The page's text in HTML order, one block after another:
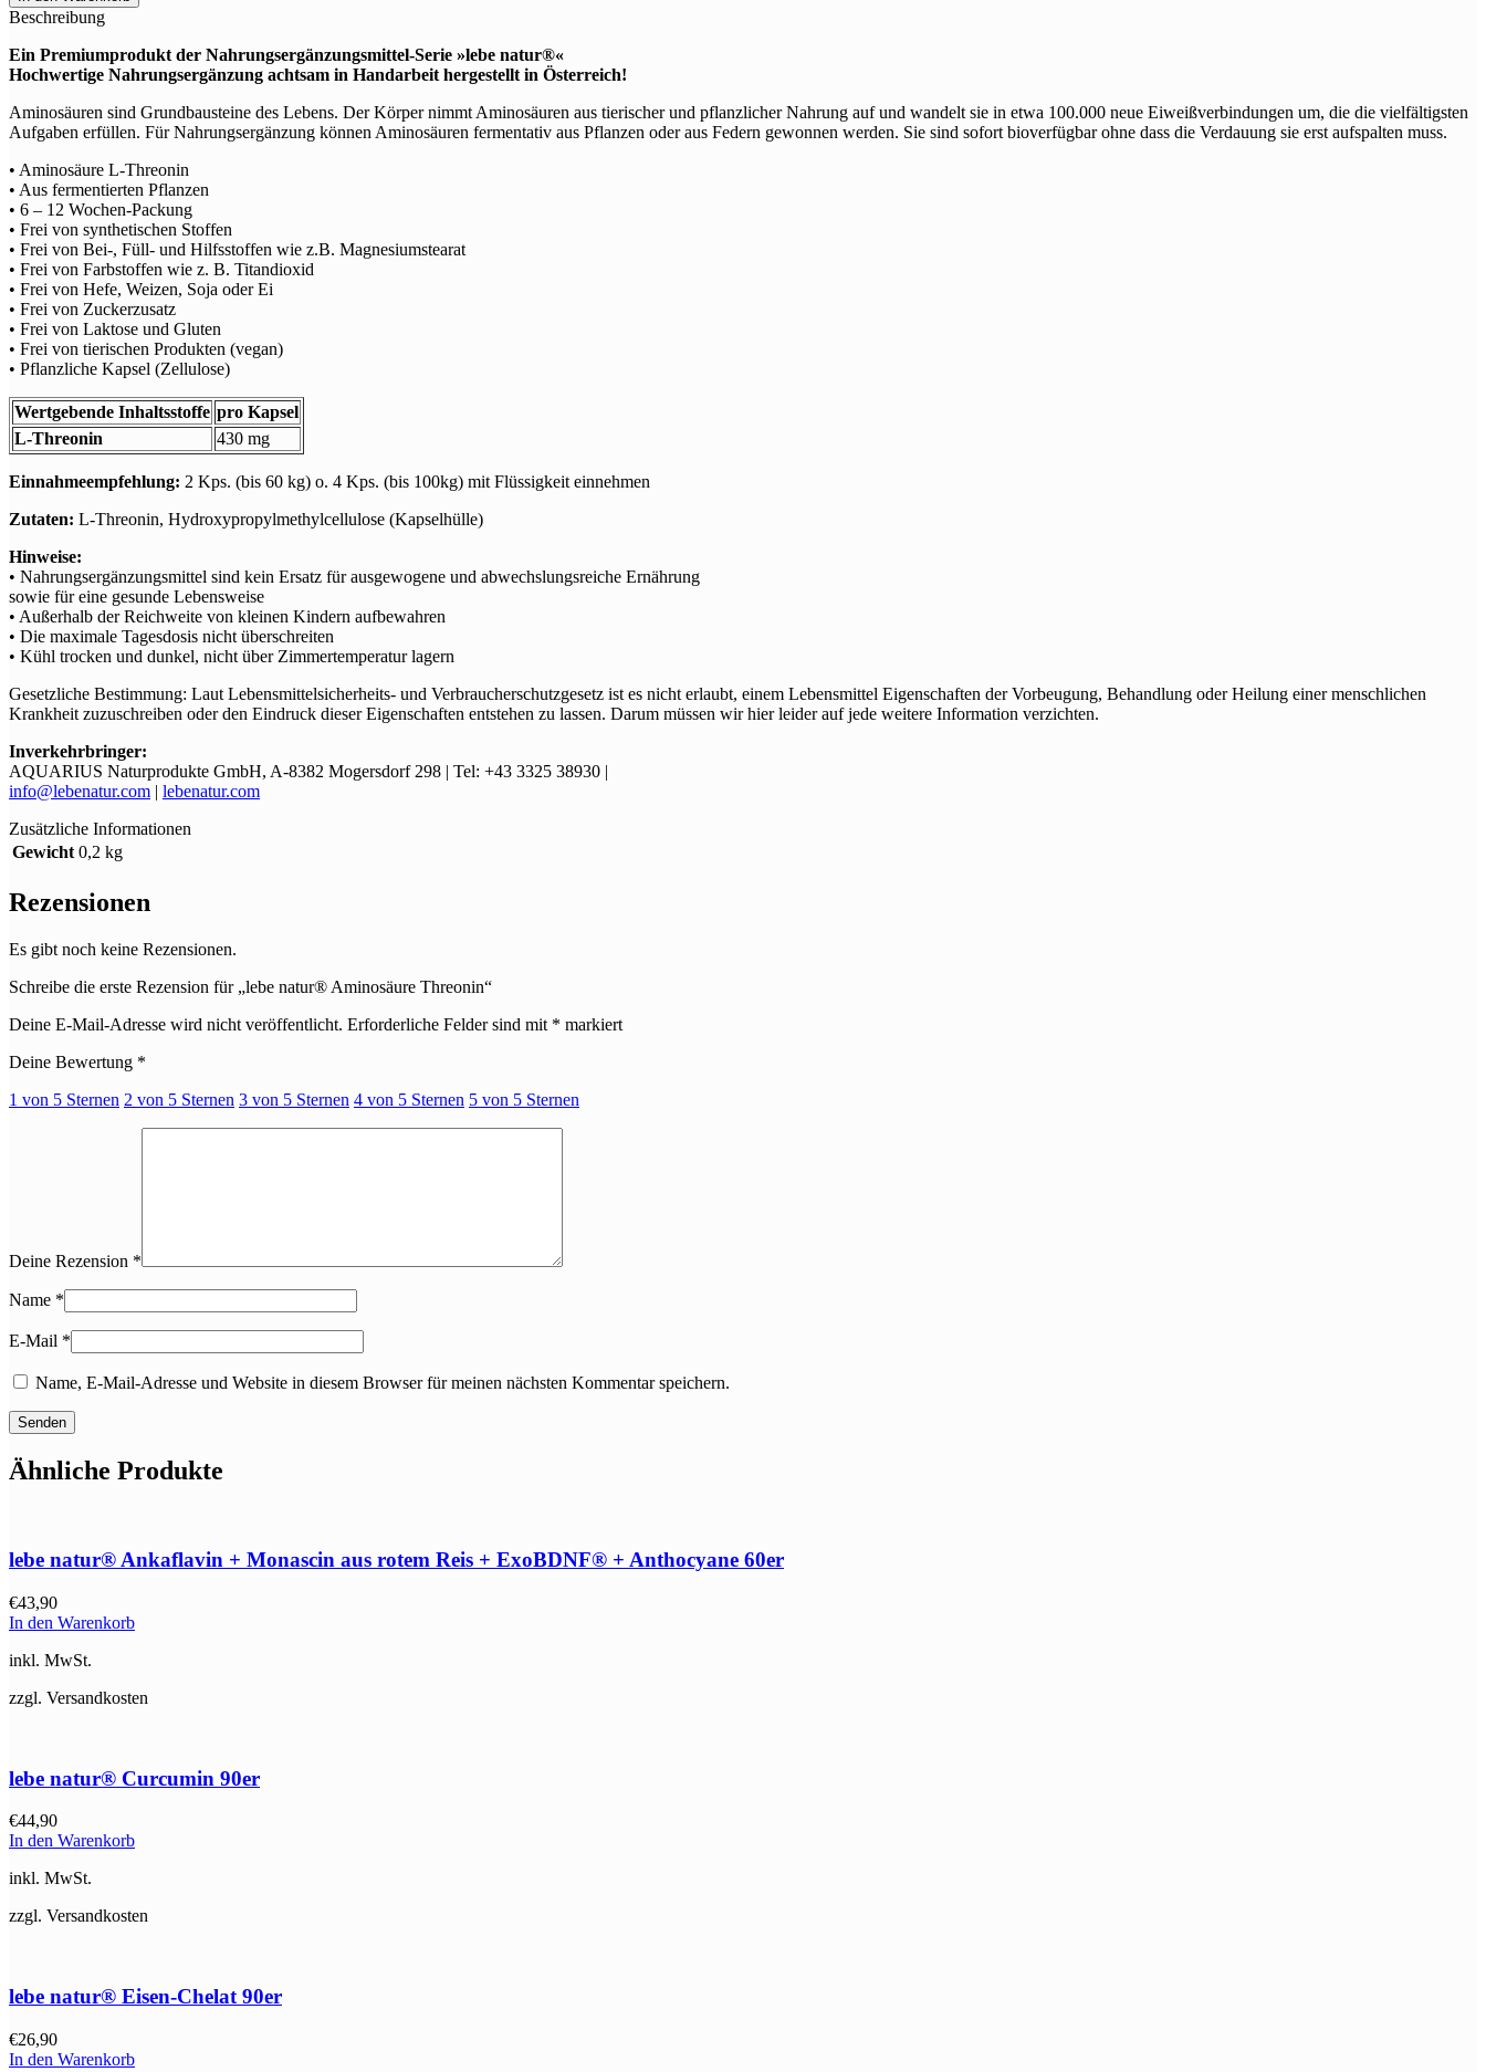
Aminosäure
Threonin
Menge
Beschreibung
Ein Premiumprodukt der Nahrungsergänzungsmittel-Serie »lebe natur®«
Hochwertige Nahrungsergänzung achtsam in Handarbeit hergestellt in Österreich!
Aminosäuren sind Grundbausteine des Lebens. Der Körper nimmt Aminosäuren aus tierischer und pflanzlicher Nahrung auf und wandelt sie in etwa 100.000 neue Eiweißverbindungen um, die die vielfältigsten
Aufgaben erfüllen. Für Nahrungsergänzung können Aminosäuren fermentativ aus Pflanzen oder aus Federn gewonnen werden. Sie sind sofort bioverfügbar ohne dass die Verdauung sie erst aufspalten muss.
• Aminosäure L-Threonin
• Aus fermentierten Pflanzen
• 6 – 12 Wochen-Packung
• Frei von synthetischen Stoffen
• Frei von Bei-, Füll- und Hilfsstoffen wie z.B. Magnesiumstearat
• Frei von Farbstoffen wie z. B. Titandioxid
• Frei von Hefe, Weizen, Soja oder Ei
• Frei von Zuckerzusatz
• Frei von Laktose und Gluten
• Frei von tierischen Produkten (vegan)
• Pflanzliche Kapsel (Zellulose)
Wertgebende Inhaltsstoffe pro Kapsel
L-Threonin
430 mg
Einnahmeempfehlung: 2 Kps. (bis 60 kg) o. 4 Kps. (bis 100kg) mit Flüssigkeit einnehmen
Zutaten: L-Threonin, Hydroxypropylmethylcellulose (Kapselhülle)
Hinweise:
• Nahrungsergänzungsmittel sind kein Ersatz für ausgewogene und abwechslungsreiche Ernährung
sowie für eine gesunde Lebensweise
• Außerhalb der Reichweite von kleinen Kindern aufbewahren
• Die maximale Tagesdosis nicht überschreiten
• Kühl trocken und dunkel, nicht über Zimmertemperatur lagern
Gesetzliche Bestimmung: Laut Lebensmittelsicherheits- und Verbraucherschutzgesetz ist es nicht erlaubt, einem Lebensmittel Eigenschaften der Vorbeugung, Behandlung oder Heilung einer menschlichen
Krankheit zuzuschreiben oder den Eindruck dieser Eigenschaften entstehen zu lassen. Darum müssen wir hier leider auf jede weitere Information verzichten.
Inverkehrbringer:
AQUARIUS Naturprodukte GmbH, A-8382 Mogersdorf 298 | Tel: +43 3325 38930 |
info@lebenatur.com | lebenatur.com
Zusätzliche Informationen
Gewicht 0,2 kg
Rezensionen
Es gibt noch keine Rezensionen.
Schreibe die erste Rezension für „lebe natur® Aminosäure Threonin“
Deine E-Mail-Adresse wird nicht veröffentlicht. Erforderliche Felder sind mit * markiert
Deine Bewertung *
1 von 5 Sternen 2 von 5 Sternen 3 von 5 Sternen 4 von 5 Sternen 5 von 5 Sternen
Deine Rezension *
Name *
E-Mail *
Name, E-Mail-Adresse und Website in diesem Browser für meinen nächsten Kommentar speichern.
Ähnliche Produkte
lebe natur® Ankaflavin + Monascin aus rotem Reis + ExoBDNF® + Anthocyane 60er
€43,90
In den Warenkorb
inkl. MwSt.
zzgl. Versandkosten
lebe natur® Curcumin 90er
€44,90
In den Warenkorb
inkl. MwSt.
zzgl. Versandkosten
lebe natur® Eisen-Chelat 90er
€26,90
In den Warenkorb